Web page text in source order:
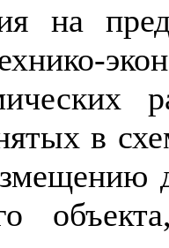
на
нико-
в
мещению